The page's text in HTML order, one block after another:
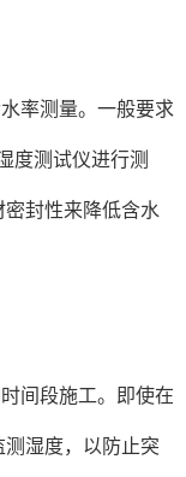
率测量。一般要求
度测试仪进行测
封性来降低含水
间段施工。即使在
湿度，以防止突